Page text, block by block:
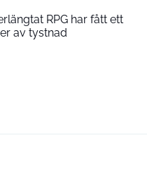
RPG har fått ett
av tystnad